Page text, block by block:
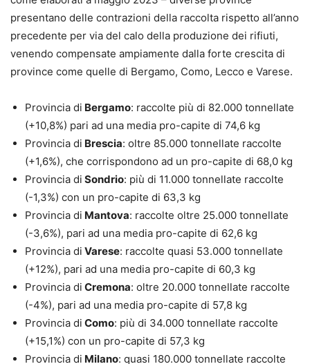
presentano delle contrazioni della raccolta rispetto all’anno
precedente per via del calo della produzione dei rifiuti,
venendo compensate ampiamente dalla forte crescita di
province come quelle di Bergamo, Como, Lecco e Varese.
Provincia di Bergamo: raccolte più di 82.000 tonnellate
(+10,8%) pari ad una media pro-capite di 74,6 kg
Provincia di Brescia: oltre 85.000 tonnellate raccolte
(+1,6%), che corrispondono ad un pro-capite di 68,0 kg
Provincia di Sondrio: più di 11.000 tonnellate raccolte
(-1,3%) con un pro-capite di 63,3 kg
Provincia di Mantova: raccolte oltre 25.000 tonnellate
(-3,6%), pari ad una media pro-capite di 62,6 kg
Provincia di Varese: raccolte quasi 53.000 tonnellate
(+12%), pari ad una media pro-capite di 60,3 kg
Provincia di Cremona: oltre 20.000 tonnellate raccolte
(-4%), pari ad una media pro-capite di 57,8 kg
Provincia di Como: più di 34.000 tonnellate raccolte
(+15,1%) con un pro-capite di 57,3 kg
Provincia di Milano: quasi 180.000 tonnellate raccolte